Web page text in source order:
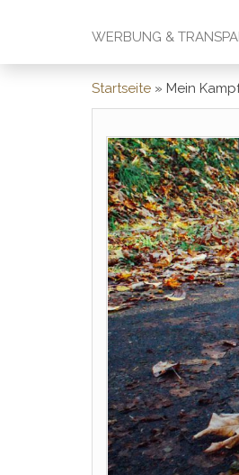
WERBUNG &
Startseite » Mein